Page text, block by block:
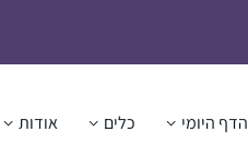
הדף היומי כלים אודות